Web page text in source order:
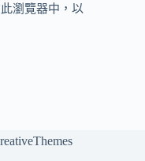
瀏覽器中，以